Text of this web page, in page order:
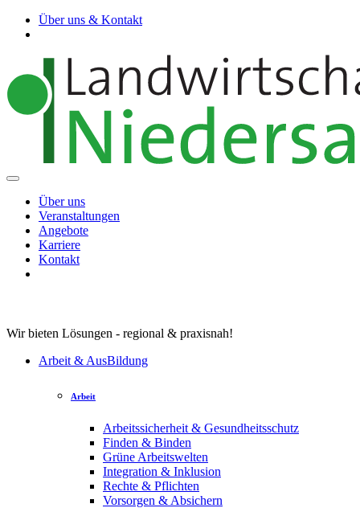
Über uns & Kontakt
Über uns
Veranstaltungen
Angebote
Karriere
Kontakt
Wir bieten Lösungen - regional & praxisnah!
Arbeit & AusBildung
Arbeit
Arbeitssicherheit & Gesundheitsschutz
Finden & Binden
Grüne Arbeitswelten
Integration & Inklusion
Rechte & Pflichten
Vorsorgen & Absichern